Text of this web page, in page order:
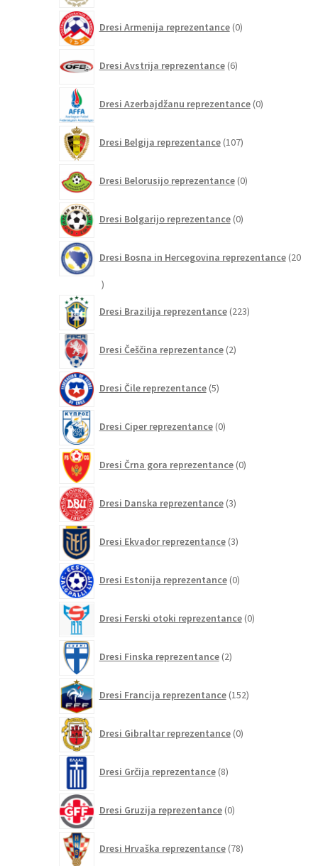
Dresi Armenija reprezentance 0izdelkov
Dresi Avstrija reprezentance 6izdelkov
Dresi Azerbajdžanu reprezentance 0izdelkov
Dresi Belgija reprezentance 107izdelkov
Dresi Belorusijo reprezentance 0izdelkov
Dresi Bolgarijo reprezentance 0izdelkov
Dresi Bosna in Hercegovina reprezentance 20
20
Dresi Brazilija reprezentance 223izdelkov
Dresi Češčina reprezentance 2izdelka
Dresi Čile reprezentance 5izdelkov
Dresi Ciper reprezentance 0izdelkov
Dresi Črna gora reprezentance 0izdelkov
Dresi Danska reprezentance 3izdelki
Dresi Ekvador reprezentance 3izdelki
Dresi Estonija reprezentance 0izdelkov
Dresi Ferski otoki reprezentance 0izdelkov
Dresi Finska reprezentance 2izdelka
Dresi Francija reprezentance 152izdelkov
Dresi Gibraltar reprezentance 0izdelkov
Dresi Grčija reprezentance 8izdelkov
Dresi Gruzija reprezentance 0izdelkov
Dresi Hrvaška reprezentance 78izdelkov